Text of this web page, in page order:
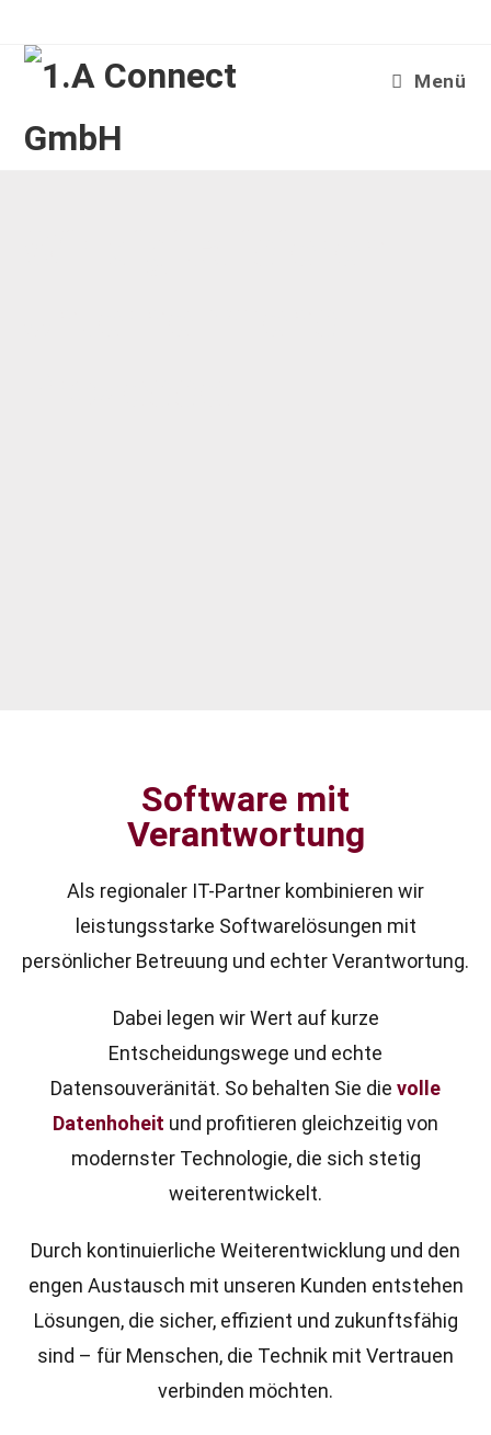
Menü
Software mit
Verantwortung
Als regionaler IT-Partner kombinieren wir
leistungsstarke Softwarelösungen mit
persönlicher Betreuung und echter Verantwortung.
Dabei legen wir Wert auf kurze
Entscheidungswege und echte
Datensouveränität. So behalten Sie die volle
Datenhoheit und profitieren gleichzeitig von
modernster Technologie, die sich stetig
weiterentwickelt.
Durch kontinuierliche Weiterentwicklung und den
engen Austausch mit unseren Kunden entstehen
Lösungen, die sicher, effizient und zukunftsfähig
sind – für Menschen, die Technik mit Vertrauen
verbinden möchten.